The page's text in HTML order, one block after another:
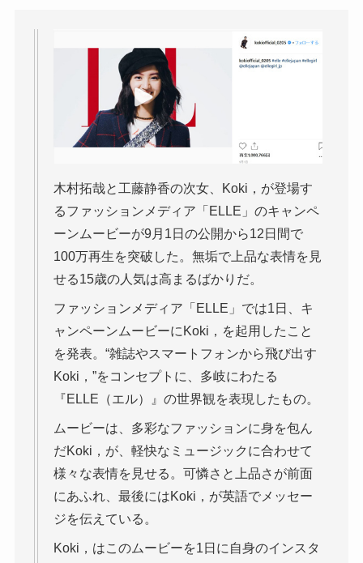
木村拓哉と工藤静香の次女、Koki，が登場す
るファッションメディア「ELLE」のキャンペ
ーンムービーが9月1日の公開から12日間で
100万再生を突破した。無垢で上品な表情を見
せる15歳の人気は高まるばかりだ。
ファッションメディア「ELLE」では1日、キ
ャンペーンムービーにKoki，を起用したこと
を発表。“雑誌やスマートフォンから飛び出す
Koki，”をコンセプトに、多岐にわたる
『ELLE（エル）』の世界観を表現したもの。
ムービーは、多彩なファッションに身を包ん
だKoki，が、軽快なミュージックに合わせて
様々な表情を見せる。可憐さと上品さが前面
にあふれ、最後にはKoki，が英語でメッセー
ジを伝えている。
Koki，はこのムービーを1日に自身のインスタ